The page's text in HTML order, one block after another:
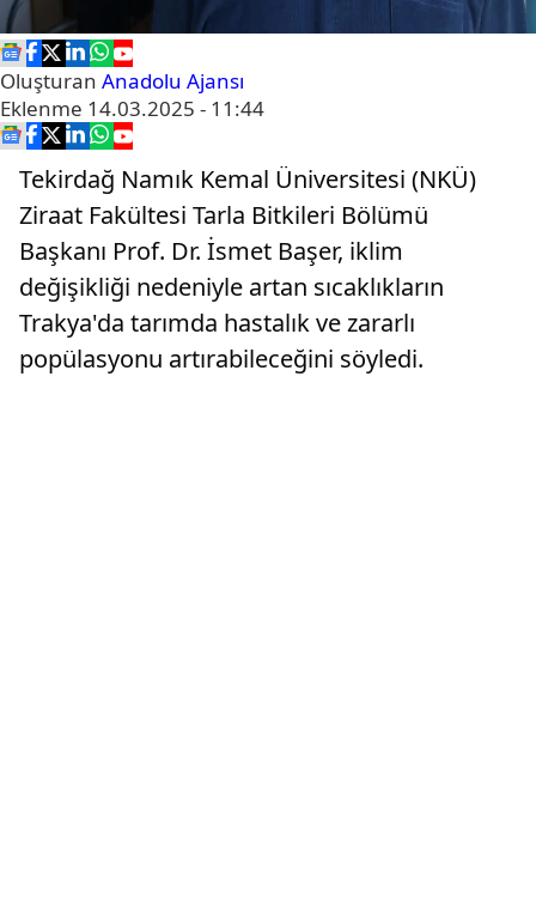
Oluşturan Anadolu Ajansı
Eklenme 14.03.2025 - 11:44
Tekirdağ Namık Kemal Üniversitesi (NKÜ)
Ziraat Fakültesi Tarla Bitkileri Bölümü
Başkanı Prof. Dr. İsmet Başer, iklim
değişikliği nedeniyle artan sıcaklıkların
Trakya'da tarımda hastalık ve zararlı
popülasyonu artırabileceğini söyledi.